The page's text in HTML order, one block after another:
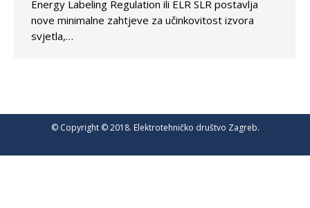
Energy Labeling Regulation ili ELR SLR postavlja
nove minimalne zahtjeve za učinkovitost izvora
svjetla,…
© Copyright © 2018. Elektrotehničko društvo Zagreb.